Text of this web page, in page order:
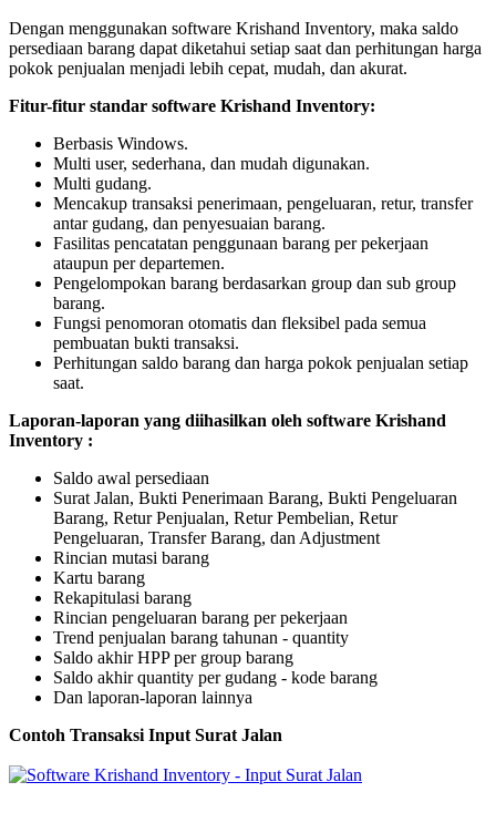
Dengan menggunakan software Krishand Inventory, maka saldo
persediaan barang dapat diketahui setiap saat dan perhitungan harga
pokok penjualan menjadi lebih cepat, mudah, dan akurat.
Fitur-fitur standar software Krishand Inventory:
Berbasis Windows.
Multi user, sederhana, dan mudah digunakan.
Multi gudang.
Mencakup transaksi penerimaan, pengeluaran, retur, transfer
antar gudang, dan penyesuaian barang.
Fasilitas pencatatan penggunaan barang per pekerjaan
ataupun per departemen.
Pengelompokan barang berdasarkan group dan sub group
barang.
Fungsi penomoran otomatis dan fleksibel pada semua
pembuatan bukti transaksi.
Perhitungan saldo barang dan harga pokok penjualan setiap
saat.
Laporan-laporan yang diihasilkan oleh software Krishand
Inventory :
Saldo awal persediaan
Surat Jalan, Bukti Penerimaan Barang, Bukti Pengeluaran
Barang, Retur Penjualan, Retur Pembelian, Retur
Pengeluaran, Transfer Barang, dan Adjustment
Rincian mutasi barang
Kartu barang
Rekapitulasi barang
Rincian pengeluaran barang per pekerjaan
Trend penjualan barang tahunan - quantity
Saldo akhir HPP per group barang
Saldo akhir quantity per gudang - kode barang
Dan laporan-laporan lainnya
Contoh Transaksi Input Surat Jalan